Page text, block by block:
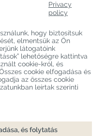
Privacy
policy
hogy biztosítsuk
elmentsük az Ön
látogatóink
lehetőségre kattintva
cookie-król, és
cookie elfogadása és
az összes cookie
leírtak szerinti
és folytatás